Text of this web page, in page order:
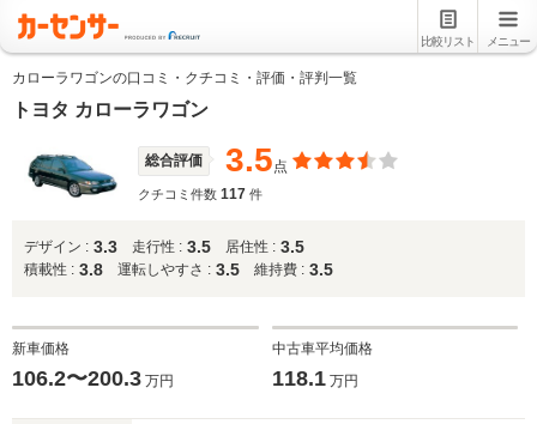
比較リスト メニュー
カローラワゴンの口コミ・クチコミ・評価・評判一覧
トヨタ カローラワゴン
総合評価 3.5点
クチコミ件数 117 件
デザイン : 3.3 走行性 : 3.5 居住性 : 3.5
積載性 : 3.8 運転しやすさ : 3.5 維持費 : 3.5
新車価格
106.2〜200.3 万円
中古車平均価格
118.1万円